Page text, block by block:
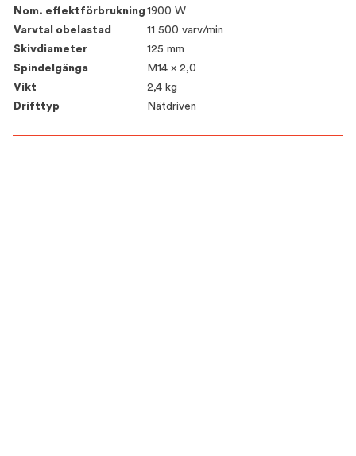
Nom. effektförbrukning1900 W
Varvtal obelastad
11 500 varv/min
Skivdiameter
125 mm
Spindelgänga
M14 x 2,0
Vikt
2,4 kg
Drifttyp
Nätdriven